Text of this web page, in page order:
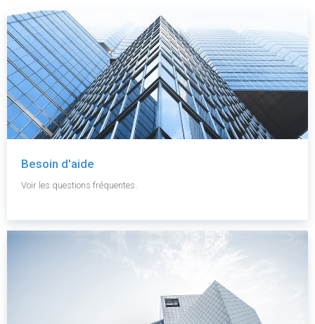
Besoin d'aide
Voir les questions fréquentes.